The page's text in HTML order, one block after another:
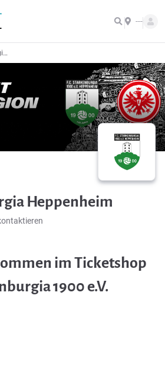
---
FC Starkenburgia Heppenheim
Heppenheim
im Ticketshop
1900 e.V.